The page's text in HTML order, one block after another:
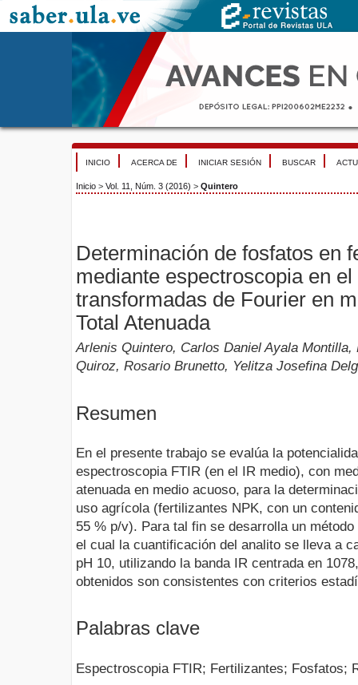
INICIO ACERCA DE INICIAR SESIÓN BUSCAR
Inicio > Vol. 11, Núm. 3 (2016) > Quintero
Determinación de fosfatos en
mediante espectroscopia en
transformadas de Fourier en
Total Atenuada
Arlenis Quintero, Carlos Daniel Ayala
Quiroz, Rosario Brunetto, Yelitza Josefina
Resumen
En el presente trabajo se evalúa la
espectroscopia FTIR (en el IR medio), con
atenuada en medio acuoso, para la
uso agrícola (fertilizantes NPK, con un
55 % p/v). Para tal fin se desarrolla un
el cual la cuantificación del analito se lleva a
pH 10, utilizando la banda IR centrada en
obtenidos son consistentes con criterios
Palabras clave
Espectroscopia FTIR; Fertilizantes; Fosfatos;